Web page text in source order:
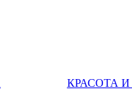
КРАСОТА И